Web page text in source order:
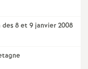
8 et 9 janvier 2008